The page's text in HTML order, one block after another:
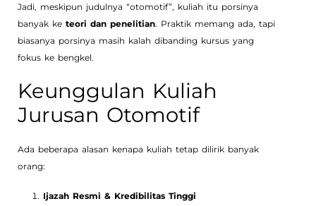
Jadi, meskipun judulnya “otomotif”, kuliah itu porsinya
banyak ke teori dan penelitian. Praktik memang ada, tapi
biasanya porsinya masih kalah dibanding kursus yang
fokus ke bengkel.
Keunggulan Kuliah
Jurusan Otomotif
Ada beberapa alasan kenapa kuliah tetap dilirik banyak
orang:
Ijazah Resmi & Kredibilitas Tinggi